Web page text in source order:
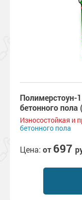
Полимерстоун-
бетонного пола
Износостойкая и
бетонного пола
Цена: от 697